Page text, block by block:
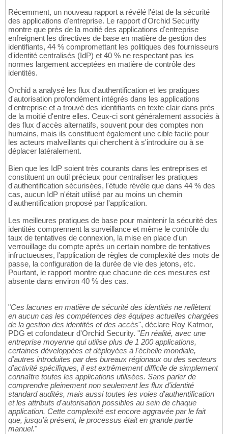
Récemment, un nouveau rapport a révélé l'état de la sécurité
des applications d'entreprise. Le rapport d'Orchid Security
montre que près de la moitié des applications d'entreprise
enfreignent les directives de base en matière de gestion des
identifiants, 44 % compromettant les politiques des fournisseurs
d'identité centralisés (IdP) et 40 % ne respectant pas les
normes largement acceptées en matière de contrôle des
identités.
Orchid a analysé les flux d'authentification et les pratiques
d'autorisation profondément intégrés dans les applications
d'entreprise et a trouvé des identifiants en texte clair dans près
de la moitié d'entre elles. Ceux-ci sont généralement associés à
des flux d'accès alternatifs, souvent pour des comptes non
humains, mais ils constituent également une cible facile pour
les acteurs malveillants qui cherchent à s'introduire ou à se
déplacer latéralement.
Bien que les IdP soient très courants dans les entreprises et
constituent un outil précieux pour centraliser les pratiques
d'authentification sécurisées, l'étude révèle que dans 44 % des
cas, aucun IdP n'était utilisé par au moins un chemin
d'authentification proposé par l'application.
Les meilleures pratiques de base pour maintenir la sécurité des
identités comprennent la surveillance et même le contrôle du
taux de tentatives de connexion, la mise en place d'un
verrouillage du compte après un certain nombre de tentatives
infructueuses, l'application de règles de complexité des mots de
passe, la configuration de la durée de vie des jetons, etc.
Pourtant, le rapport montre que chacune de ces mesures est
absente dans environ 40 % des cas.
"Ces lacunes en matière de sécurité des identités ne reflètent
en aucun cas les compétences des équipes actuelles chargées
de la gestion des identités et des accès", déclare Roy Katmor,
PDG et cofondateur d'Orchid Security. "En réalité, avec une
entreprise moyenne qui utilise plus de 1 200 applications,
certaines développées et déployées à l'échelle mondiale,
d'autres introduites par des bureaux régionaux ou des secteurs
d'activité spécifiques, il est extrêmement difficile de simplement
connaître toutes les applications utilisées. Sans parler de
comprendre pleinement non seulement les flux d'identité
standard audités, mais aussi toutes les voies d'authentification
et les attributs d'autorisation possibles au sein de chaque
application. Cette complexité est encore aggravée par le fait
que, jusqu'à présent, le processus était en grande partie
manuel."